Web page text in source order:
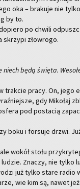
oka – bra­ku­je nie
by to.
po chwi­li
skrzy­pi zło­wro­go.
niech będą świę­ta.
trak­cie pracy. On,
gdy Mi­ko­łaj
pod po­sta­cią
boku i for­su­je drzwi.
wokół stołu
Zna­czy, nie
już tylko stare radio
wie kim są, nawet